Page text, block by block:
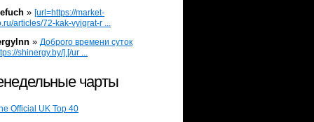
» [url=https://market-
articles/72-kak-vyigrat-r ...
» Доброго времени суток
shinergy.by/].[/ur ...
чарты
Official UK Top 40